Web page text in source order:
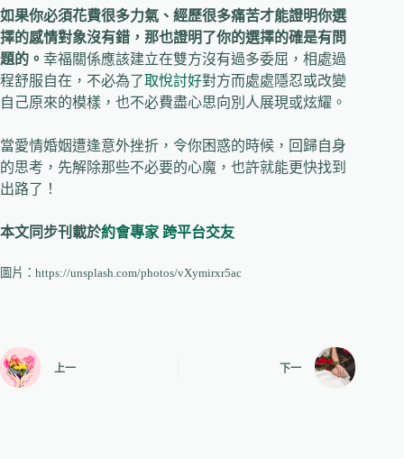
如果你必須花費很多力氣、經歷很多痛苦才能證明你選
擇的感情對象沒有錯，那也證明了你的選擇的確是有問
題的。 幸福關係應該建立在雙方沒有過多委屈，相處過
程舒服自在，不必為了取悅討好對方而處處隱忍或改變
自己原來的模樣，也不必費盡心思向別人展現或炫耀。
當愛情婚姻遭逢意外挫折，令你困惑的時候，回歸自身
的思考，先解除那些不必要的心魔，也許就能更快找到
出路了！
本文同步刊載於約會專家 跨平台交友
圖片：https://unsplash.com/photos/vXymirxr5ac
上一 下一